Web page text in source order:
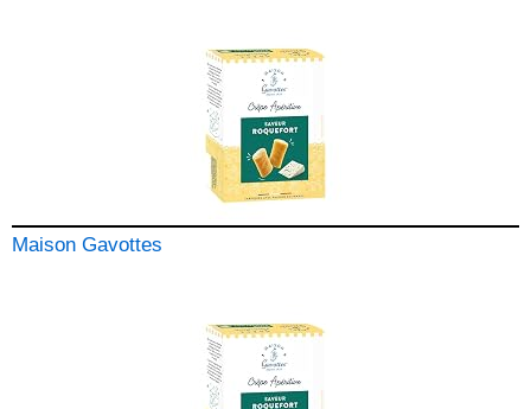
Maison Gavottes